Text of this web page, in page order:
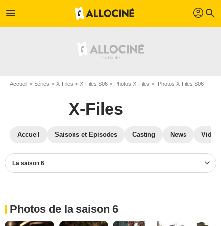
menu profil search
Accueil Séries X-Files X-Files S06 Photos X-Files Photos X-Files S06
X-Files
Accueil Saisons et Episodes Casting News
La saison 6
Photos de la saison 6